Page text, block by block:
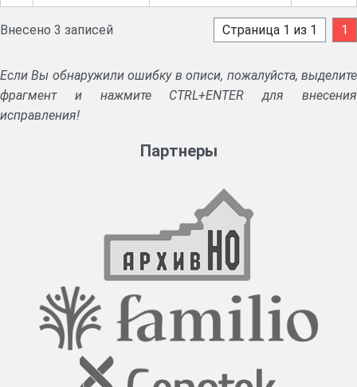
Внесено 3 записей Страница 1 из 1 1
Если Вы обнаружили ошибку в описи, пожалуйста, выделите
фрагмент и нажмите CTRL+ENTER для внесения
исправления!
Партнеры